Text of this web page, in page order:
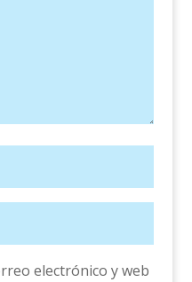
electrónico y web